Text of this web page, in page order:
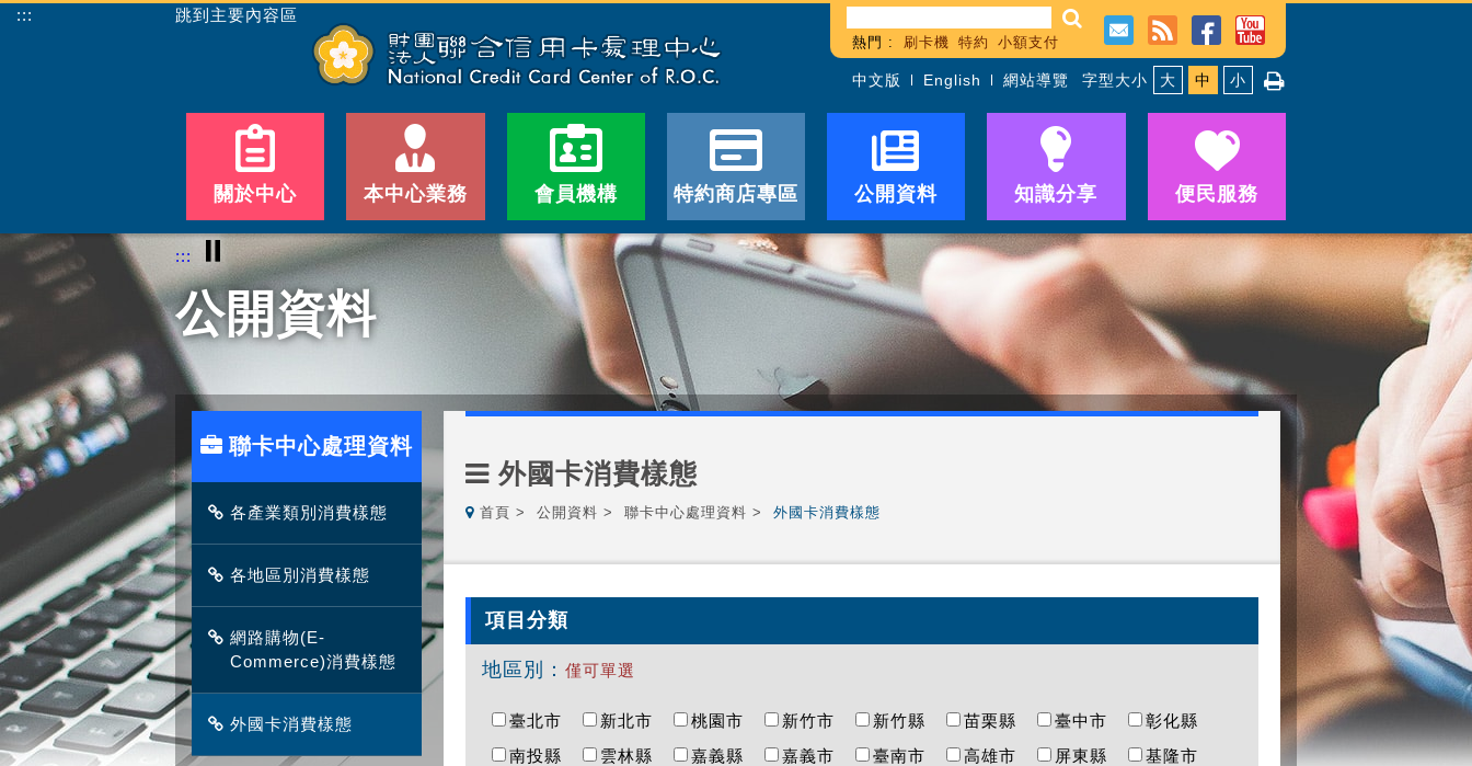
::: 跳到主要內容區
熱門 : 刷卡機 特約 小額支付
中文版 English 網站導覽 字型大小 大 中 小
關於中心 本中心業務 會員機構 特約商店專區 公開資料 知識分享 便民服務
::: ⏸
公開資料
聯卡中心處理資料
各產業類別消費樣態
各地區別消費樣態
網路購物(E-
Commerce)消費樣態
外國卡消費樣態
外國卡消費樣態
首頁 公開資料 聯卡中心處理資料 外國卡消費樣態
項目分類
地區別： 僅可單選
臺北市 新北市 桃園市 新竹市 新竹縣 苗栗縣 臺中市
彰化縣
南投縣
雲林縣 嘉義縣 嘉義市 臺南市 高雄市 屏東縣
基隆市